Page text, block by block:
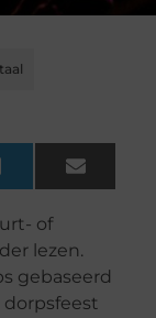
LinkedIn Email
of
lezen.
gebaseerd
dorpsfeest